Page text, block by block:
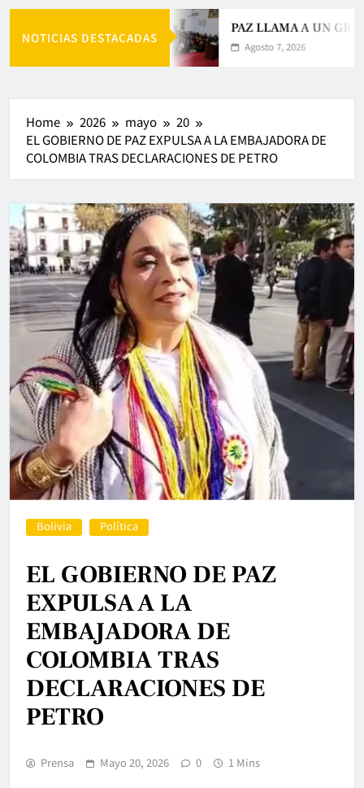
NOTICIAS DESTACADAS
PAZ LLAMA A UN
Agosto 7, 2026
Home 2026 mayo
20
EL GOBIERNO DE PAZ EXPULSA A LA EMBAJADORA DE
COLOMBIA TRAS DECLARACIONES DE PETRO
Bolivia Política
EL GOBIERNO DE PAZ
EXPULSA A LA
EMBAJADORA DE
COLOMBIA TRAS
DECLARACIONES DE
PETRO
Prensa Mayo 20, 2026 0 1 Mins